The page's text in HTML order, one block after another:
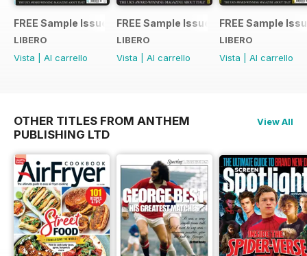
FREE Sample Issue
LIBERO
Vista
Al carrello
FREE Sample Issue
LIBERO
Vista
Al carrello
FREE Sample
LIBERO
Vista
Al carrello
OTHER TITLES FROM ANTHEM
PUBLISHING LTD
View All